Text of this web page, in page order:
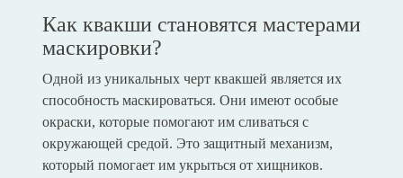
Как квакши становятся мастерами
маскировки?
Одной из уникальных черт квакшей является их
способность маскироваться. Они имеют особые
окраски, которые помогают им сливаться с
окружающей средой. Это защитный механизм,
который помогает им укрыться от хищников.